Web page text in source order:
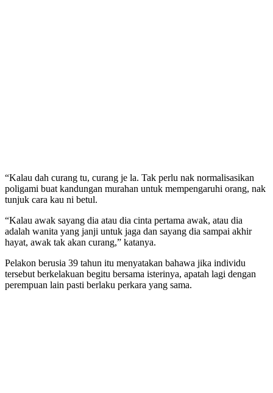
“Kalau dah curang tu, curang je la. Tak perlu nak normalisasikan
poligami buat kandungan murahan untuk mempengaruhi orang, nak
tunjuk cara kau ni betul.
“Kalau awak sayang dia atau dia cinta pertama awak, atau dia
adalah wanita yang janji untuk jaga dan sayang dia sampai akhir
hayat, awak tak akan curang,” katanya.
Pelakon berusia 39 tahun itu menyatakan bahawa jika individu
tersebut berkelakuan begitu bersama isterinya, apatah lagi dengan
perempuan lain pasti berlaku perkara yang sama.